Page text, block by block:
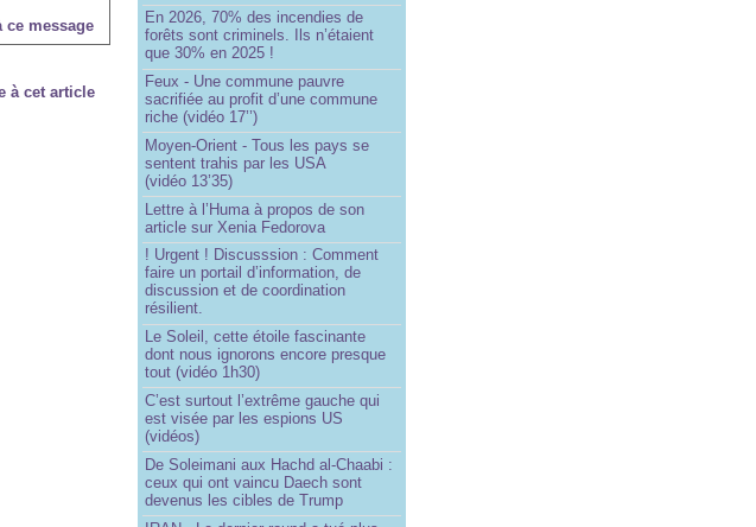
ce message
à cet article
En 2026, 70% des incendies de
forêts sont criminels. Ils n’étaient
que 30% en 2025 !
Feux - Une commune pauvre
sacrifiée au profit d’une commune
riche (vidéo 17’’)
Moyen-Orient - Tous les pays se
sentent trahis par les USA
(vidéo 13’35)
Lettre à l’Huma à propos de son
article sur Xenia Fedorova
! Urgent ! Discusssion : Comment
faire un portail d’information, de
discussion et de coordination
résilient.
Le Soleil, cette étoile fascinante
dont nous ignorons encore presque
tout (vidéo 1h30)
C’est surtout l’extrême gauche qui
est visée par les espions US
(vidéos)
De Soleimani aux Hachd al‑Chaabi :
ceux qui ont vaincu Daech sont
devenus les cibles de Trump